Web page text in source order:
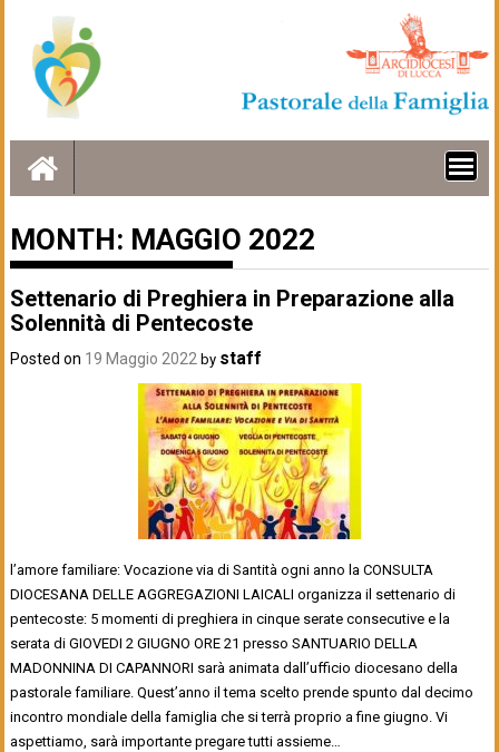
content
MONTH: MAGGIO 2022
Settenario di Preghiera in Preparazione alla
Solennità di Pentecoste
Posted on 19 Maggio 2022 by staff
l’amore familiare: Vocazione via di Santità ogni anno la CONSULTA
DIOCESANA DELLE AGGREGAZIONI LAICALI organizza il settenario di
pentecoste: 5 momenti di preghiera in cinque serate consecutive e la
serata di GIOVEDI 2 GIUGNO ORE 21 presso SANTUARIO DELLA
MADONNINA DI CAPANNORI sarà animata dall’ufficio diocesano della
pastorale familiare. Quest’anno il tema scelto prende spunto dal decimo
incontro mondiale della famiglia che si terrà proprio a fine giugno. Vi
aspettiamo, sarà importante pregare tutti assieme…